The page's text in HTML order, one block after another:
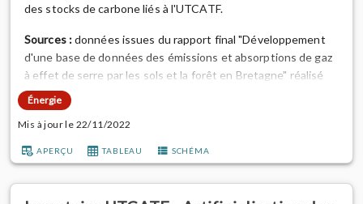
des stocks de carbone liés à l'UTCATF.
Sources :données issues du rapport final "Développement
d'une base de données des émissions et absorptions de gaz
à effet de serre par les sols et la forêt en Bretagne" réalisé
par le CITEPA (Centre Interprofessionnel Technique
d’Etudes de la Pollution Atmosphérique), en collaboration
avec l’Observatoire de l’environnement en Bretagne, en
2019, pour actualiser l’évaluation des flux de ca...
Énergie
Mis à jour le 22/11/2022
APERÇU TABLEAU SCHÉMA